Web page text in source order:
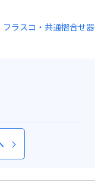
フラスコ・共通摺合せ器